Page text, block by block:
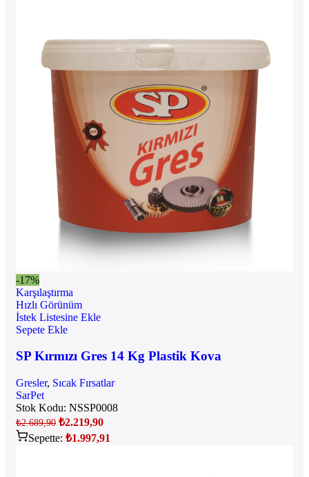
-17%
Karşılaştırma
Hızlı Görünüm
İstek Listesine Ekle
Sepete Ekle
SP Kırmızı Gres 14 Kg Plastik Kova
Gresler, Sıcak Fırsatlar
SarPet
Stok Kodu: NSSP0008
₺2.689,90 ₺2.219,90
Sepette: ₺1.997,91